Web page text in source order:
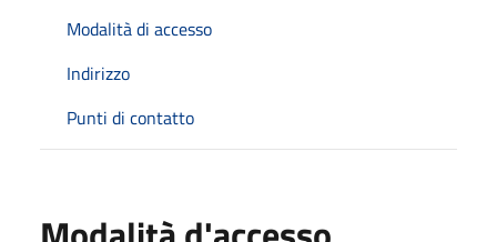
Modalità di accesso
Indirizzo
Punti di contatto